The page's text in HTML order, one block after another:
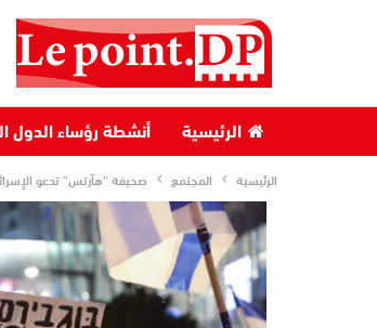
الرئيسية أنشطة رؤساء الدول
الرئيسية المجتمع صحيفة “هآرتس” تدعو